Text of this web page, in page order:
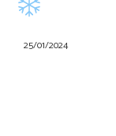
25/01/2024